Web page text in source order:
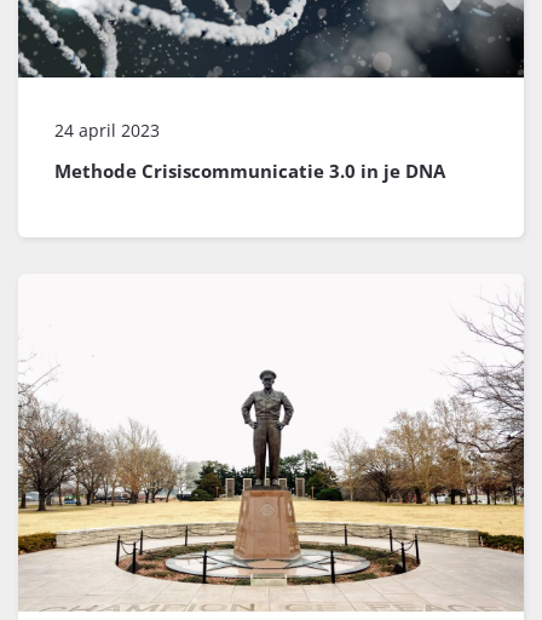
Methode Crisiscommunicatie 3.0 in je DNA
24 april 2023